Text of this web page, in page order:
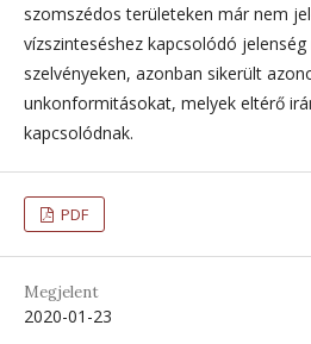
szomszédos területeken már nem
vízszinteséshez kapcsolódó
szelvényeken, azonban sikerült
unkonformitásokat, melyek eltérő
kapcsolódnak.
PDF
Megjelent
2020-01-23